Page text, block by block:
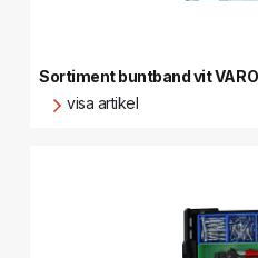
Sortiment buntband vit
visa artikel